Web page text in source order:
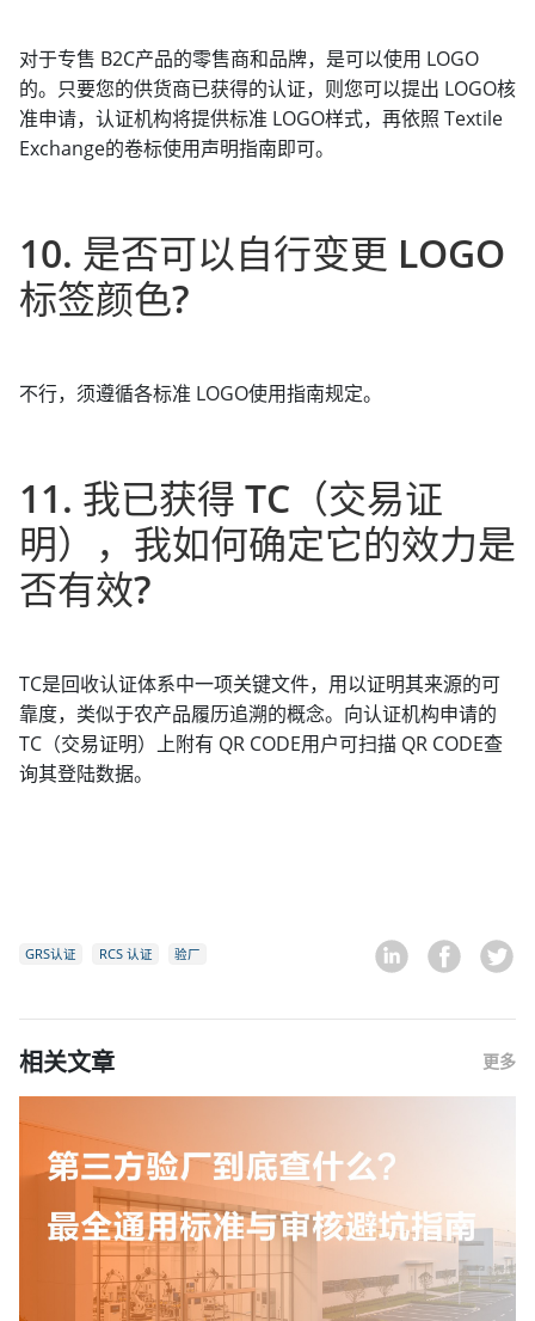
对于专售 B2C产品的零售商和品牌，是可以使用 LOGO
的。只要您的供货商已获得的认证，则您可以提出 LOGO核
准申请，认证机构将提供标准 LOGO样式，再依照 Textile
Exchange的卷标使用声明指南即可。
10. 是否可以自行变更 LOGO
标签颜色?
不行，须遵循各标准 LOGO使用指南规定。
11. 我已获得 TC（交易证
明），我如何确定它的效力是
否有效?
TC是回收认证体系中一项关键文件，用以证明其来源的可
靠度，类似于农产品履历追溯的概念。向认证机构申请的
TC（交易证明）上附有 QR CODE用户可扫描 QR CODE查
询其登陆数据。
GRS认证 RCS 认证 验厂
相关文章 更多